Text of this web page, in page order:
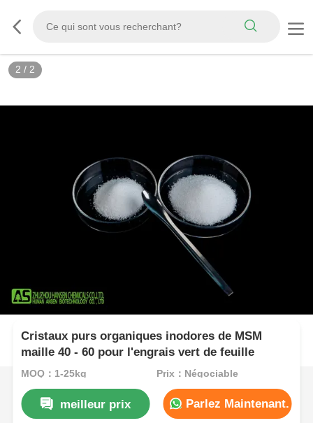
2 / 2
Cristaux purs organiques inodores de MSM
maille 40 - 60 pour l'engrais vert de feuille
MOQ：1-25kg Prix：Négociable
meilleur prix Parlez Maintenant.